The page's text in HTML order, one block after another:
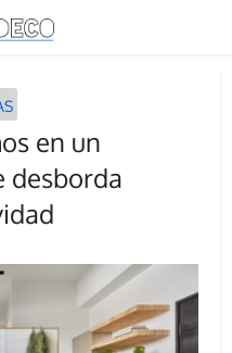
en un
desborda